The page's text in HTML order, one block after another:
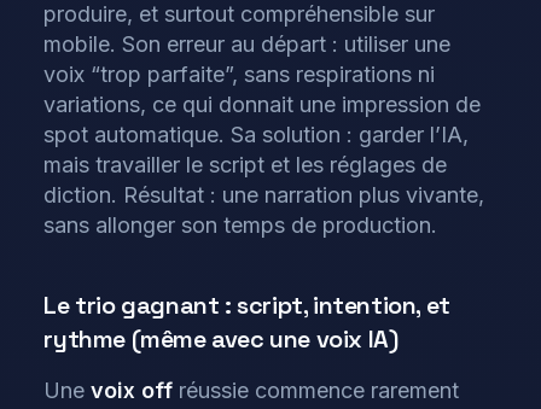
produire, et surtout compréhensible sur
mobile. Son erreur au départ : utiliser une
voix “trop parfaite”, sans respirations ni
variations, ce qui donnait une impression de
spot automatique. Sa solution : garder l’IA,
mais travailler le script et les réglages de
diction. Résultat : une narration plus vivante,
sans allonger son temps de production.
Le trio gagnant : script, intention, et
rythme (même avec une voix IA)
Unevoix off réussie commence rarement